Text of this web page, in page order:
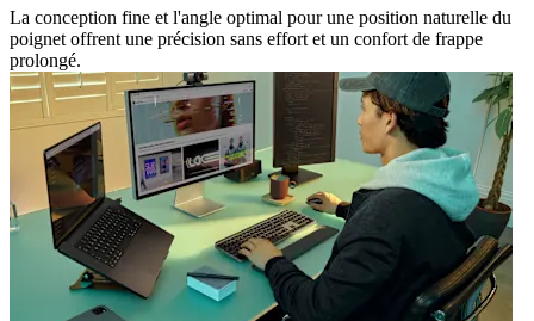
La conception fine et l'angle optimal pour une position naturelle du
poignet offrent une précision sans effort et un confort de frappe
prolongé.